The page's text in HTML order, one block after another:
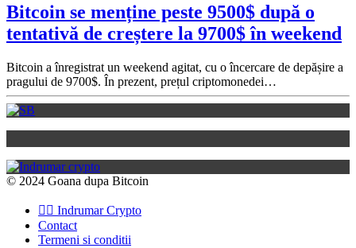
Bitcoin se menține peste 9500$ după o
tentativă de creștere la 9700$ în weekend
Bitcoin a înregistrat un weekend agitat, cu o încercare de depășire a
pragului de 9700$. În prezent, prețul criptomonedei…
© 2024 Goana dupa Bitcoin
👉🏽 Indrumar Crypto
Contact
Termeni si conditii